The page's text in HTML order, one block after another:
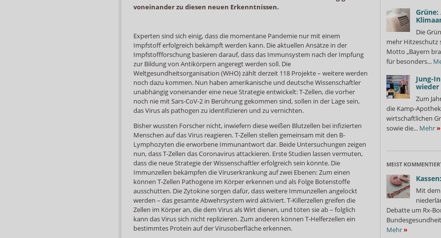
voneinander zu diesen neuen Erkenntnissen.
Experten sind sich einig, dass die momentane Pandemie nur mit einem
Impfstoff erfolgreich bekämpft werden kann. Die aktuellen Ansätze in der
Impfstoffforschung basieren darauf, dass das Immunsystem nach der Impfung
zur Bildung von Antikörpern angeregt werden soll. Die
Weltgesundheitsorganisation (WHO) zählt derzeit 118 Projekte – weitere werden
noch dazu kommen. Nun haben amerikanische und deutsche Wissenschaftler
unabhängig voneinander eine neue Strategie entwickelt: T-Zellen, die vorher
noch nie mit Sars-CoV-2 in Berührung gekommen sind, sollen in der Lage sein,
das Virus als pathogen zu identifizieren und zu vernichten.
Bisher wussten Forscher nicht, inwiefern diese weißen Blutzellen bei infizierten
Menschen auf das Virus reagieren. T-Zellen stellen gemeinsam mit den B-
Lymphozyten die erworbene Immunantwort dar. Beide Untersuchungen zeigen
nun, dass T-Zellen das Coronavirus attackieren. Erste Studien lassen vermuten,
dass die neue Strategie der Wissenschaftler erfolgreich sein könnte. Die
Immunzellen bekämpfen die Viruserkrankung auf zwei Ebenen: Zum einen
können T-Zellen Pathogene im Körper erkennen und als Folge Botenstoffe
ausschütten. Die Zytokine sorgen dafür, dass weitere Immunzellen angelockt
werden – das gesamte Abwehrsystem wird aktiviert. T-Killerzellen greifen die
Zellen im Körper an, die dem Virus als Wirt dienen, und töten sie ab – folglich
kann das Virus sich nicht replizieren. Zum anderen können T-Helferzellen ein
bestimmtes Protein auf der Virusoberfläche erkennen.
Die
mehr Hitzeschutz
Motto „Bayern
für besonders...
Jung-
wieder
Zum
die Kamp-
wirtschaftlichen
sowie die... Mehr»
MEIST
Mit
Debatte um Rx-
Mehr»